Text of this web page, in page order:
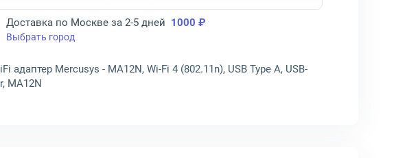
Доставка по Москве за 2-5 дней 1000 ₽
Выбрать город
адаптер Mercusys - MA12N, Wi-Fi 4 (802.11n), USB Type A, USB-
MA12N